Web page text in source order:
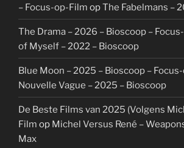
– Focus-op-Film opThe Fabelmans –
The Drama – 2026 – Bioscoop –
of Myself – 2022 – Bioscoop
Blue Moon – 2025 – Bioscoop –
Nouvelle Vague – 2025 – Bioscoop
De Beste Films van 2025 (Volgens
Film op Michel Versus René –
Max